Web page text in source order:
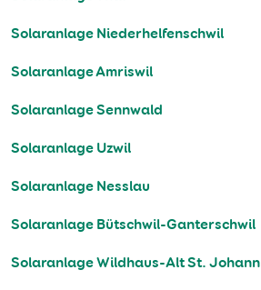
Solaranlage Niederhelfenschwil
Solaranlage Amriswil
Solaranlage Sennwald
Solaranlage Uzwil
Solaranlage Nesslau
Solaranlage Bütschwil-Ganterschwil
Solaranlage Wildhaus-Alt St. Johann